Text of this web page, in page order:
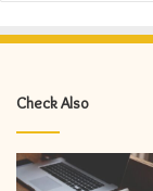
Check Also